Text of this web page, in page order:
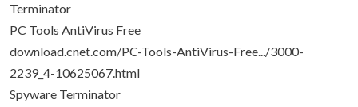
Terminator
PC Tools AntiVirus Free
download.cnet.com/PC-Tools-AntiVirus-Free.../3000-
2239_4-10625067.html
Spyware Terminator